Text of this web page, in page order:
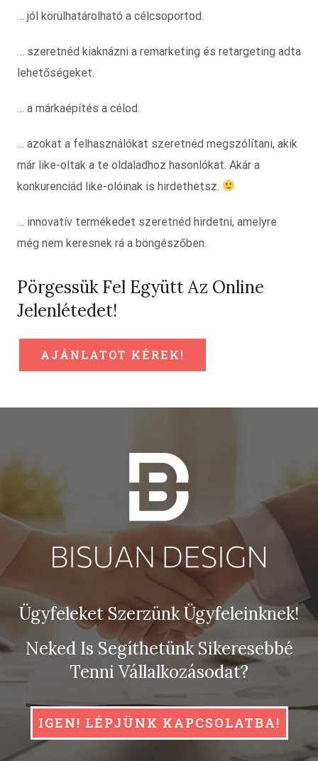
… jól körülhatárolható a célcsoportod.
… szeretnéd kiaknázni a remarketing és retargeting adta
lehetőségeket.
… a márkaépítés a célod.
… azokat a felhasználókat szeretnéd megszólítani, akik
már like-oltak a te oldaladhoz hasonlókat. Akár a
konkurenciád like-olóinak is hirdethetsz.
… innovatív termékedet szeretnéd hirdetni, amelyre
még nem keresnek rá a böngészőben.
Pörgessük Fel Együtt Az Online
Jelenlétedet!
AJÁNLATOT KÉREK!
Ügyfeleket Szerzünk Ügyfeleinknek!
Neked Is Segíthetünk Sikeresebbé
Tenni Vállalkozásodat?
IGEN! LÉPJÜNK KAPCSOLATBA!